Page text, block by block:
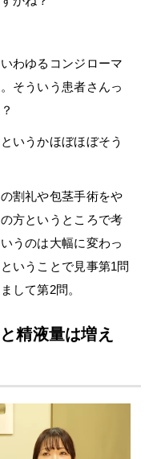
わゆるコンジローマ
そういう患者さんっ
いうかほぼほぼそう
割礼や包茎手術をや
方というところで考
うのは大幅に変わっ
いうことで見事第1問
して第2問。
精液量は増え